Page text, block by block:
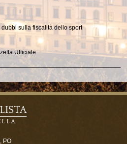
sulla fiscalità dello sport
Ufficiale
, PO